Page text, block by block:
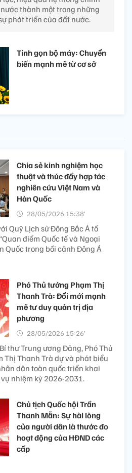
thành một trong những
phát triển của đất nước.
Tinh gọn bộ máy: Chuyển
biến mạnh mẽ từ cơ sở
Chia sẻ kinh nghiệm học
thuật và thúc đẩy hợp tác
nghiên cứu Việt Nam và
Hàn Quốc
28/05/2026 15:38’
Quỹ Lịch sử Đông Bắc Á tổ
điểm Quốc tế và Ngoại
Quốc trong bối cảnh Đông Á
Phó Thủ tướng Phạm Thị
Thanh Trà: Đổi mới mạnh
mẽ tư duy quản trị địa
phương
28/05/2026 15:26’
thư Trung ương Đảng, Phó Thủ
Thị Thanh Trà dự và phát biểu
dân toàn quốc triển khai
nhiệm kỳ 2026-2031.
Chủ tịch Quốc hội Trần
Thanh Mẫn: Sự hài lòng
của người dân là thước đo
hoạt động của HĐND các
cấp